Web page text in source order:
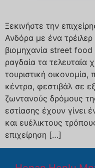
Ξεκινήστε την
Ανδόρα με ένα
βιομηχανία street
ραγδαία τα τελευταία
τουριστική
κέντρα, φεστιβάλ σε
ζωντανούς δρόμους
εστίασης έχουν γίνει
και ευέλικτους
επιχείρηση […]